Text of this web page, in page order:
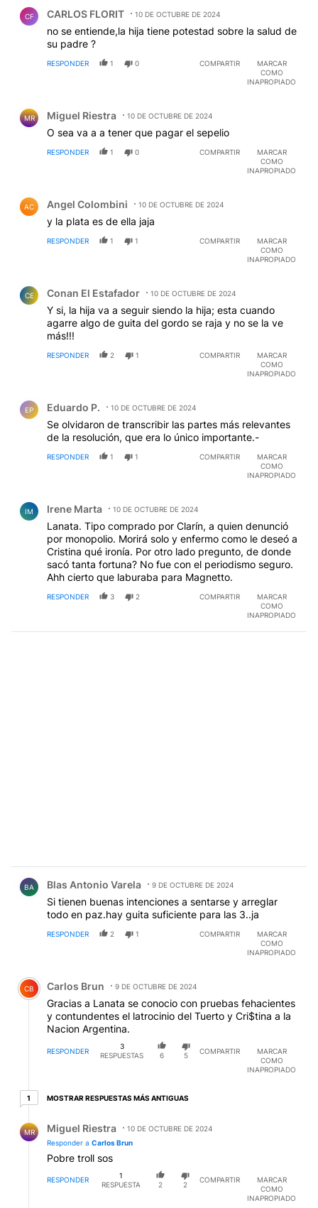
CF CARLOS FLORIT 10 DE OCTUBRE DE 2024
no se entiende,la hija tiene potestad sobre la salud de
su padre ?
RESPONDER 1 0 COMPARTIR
MARCAR
COMO
INAPROPIADO
MR Miguel Riestra 10 DE OCTUBRE DE 2024
O sea va a a tener que pagar el sepelio
RESPONDER 1 0 COMPARTIR
MARCAR
COMO
INAPROPIADO
AC Angel Colombini 10 DE OCTUBRE DE 2024
y la plata es de ella jaja
RESPONDER 1 1 COMPARTIR
MARCAR
COMO
INAPROPIADO
CE Conan El Estafador 10 DE OCTUBRE DE 2024
Y si, la hija va a seguir siendo la hija; esta cuando
agarre algo de guita del gordo se raja y no se la ve
más!!!
RESPONDER 2 1 COMPARTIR
MARCAR
COMO
INAPROPIADO
EP Eduardo P. 10 DE OCTUBRE DE 2024
Se olvidaron de transcribir las partes más relevantes
de la resolución, que era lo único importante.-
RESPONDER 1 1 COMPARTIR
MARCAR
COMO
INAPROPIADO
IM Irene Marta 10 DE OCTUBRE DE 2024
Lanata. Tipo comprado por Clarín, a quien denunció
por monopolio. Morirá solo y enfermo como le deseó a
Cristina qué ironía. Por otro lado pregunto, de donde
sacó tanta fortuna? No fue con el periodismo seguro.
Ahh cierto que laburaba para Magnetto.
RESPONDER 3 2 COMPARTIR
MARCAR
COMO
INAPROPIADO
BA Blas Antonio Varela 9 DE OCTUBRE DE 2024
Si tienen buenas intenciones a sentarse y arreglar
todo en paz.hay guita suficiente para las 3..ja
RESPONDER 2 1 COMPARTIR
MARCAR
COMO
INAPROPIADO
Comentario de Carlos Brun.
CB Carlos Brun 9 DE OCTUBRE DE 2024
Gracias a Lanata se conocio con pruebas fehacientes
y contundentes el latrocinio del Tuerto y Cri$tina a la
Nacion Argentina.
RESPONDER
3
RESPUESTAS
6 5
COMPARTIR
MARCAR
COMO
INAPROPIADO
11 respuesta más antiguas
MOSTRAR RESPUESTAS MÁS ANTIGUAS
MR Miguel Riestra
10 DE OCTUBRE DE 2024
Responder a Carlos Brun
Pobre troll sos
RESPONDER
1
RESPUESTA
2 2
COMPARTIR
MARCAR
COMO
INAPROPIADO